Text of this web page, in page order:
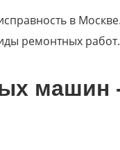
в
ремонтных работ.
машин